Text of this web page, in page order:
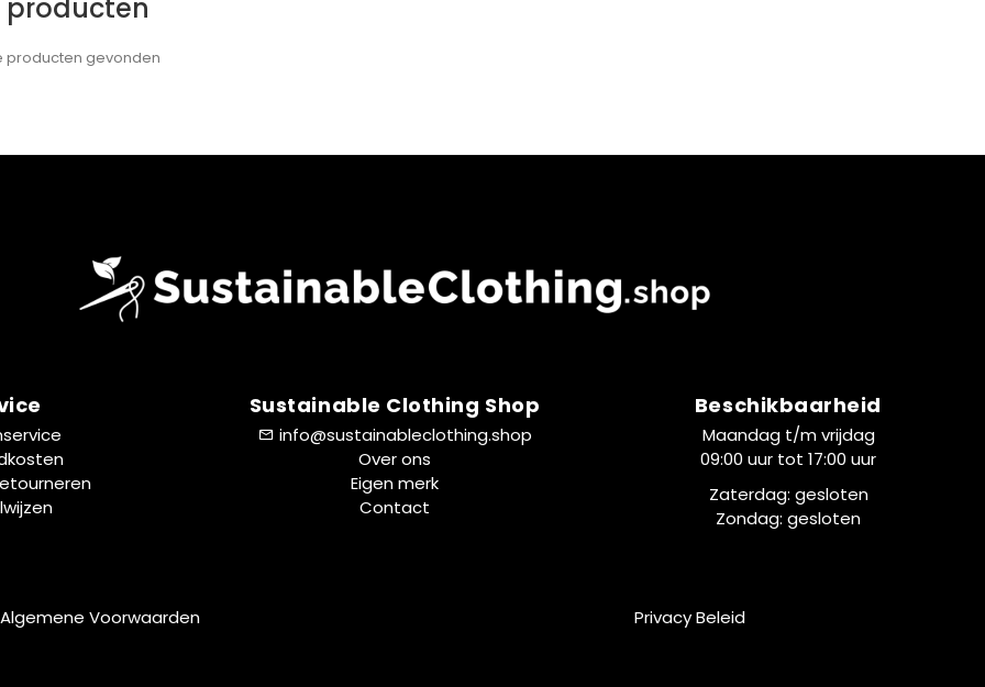
producten
producten gevonden
Sustainable Clothing Shop
info@sustainableclothing.shop
Over ons
Eigen merk
Contact
Beschikbaarheid
Maandag t/m vrijdag
09:00 uur tot 17:00 uur
Zaterdag: gesloten
Zondag: gesloten
Algemene Voorwaarden Privacy Beleid